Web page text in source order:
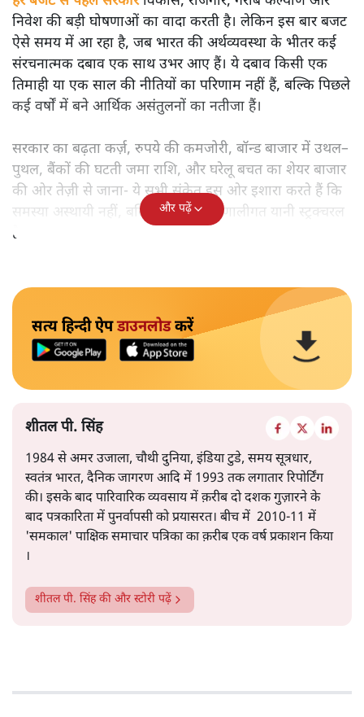
निवेश की बड़ी घोषणाओं का वादा करती है। लेकिन इस बार बजट
ऐसे समय में आ रहा है, जब भारत की अर्थव्यवस्था के भीतर कई
संरचनात्मक दबाव एक साथ उभर आए हैं। ये दबाव किसी एक
तिमाही या एक साल की नीतियों का परिणाम नहीं हैं, बल्कि पिछले
कई वर्षों में बने आर्थिक असंतुलनों का नतीजा हैं।
सरकार का बढ़ता कर्ज़, रुपये की कमजोरी, बॉन्ड बाजार में उथल–
पुथल, बैंकों की घटती जमा राशि, और घरेलू बचत का शेयर बाजार
की ओर तेज़ी से जाना- ये सभी संकेत इस ओर इशारा करते हैं कि
समस्या अस्थायी नहीं, बल्कि गहरी और प्रणालीगत यानी स्ट्रक्चरल
है।
और पढ़ें
सत्य हिन्दी ऐपडाउनलोडकरें
शीतल पी. सिंह
1984 से अमर उजाला, चौथी दुनिया, इंडिया टुडे, समय सूत्रधार,
स्वतंत्र भारत, दैनिक जागरण आदि में 1993 तक लगातार रिपोर्टिंग
की। इसके बाद पारिवारिक व्यवसाय में क़रीब दो दशक गुज़ारने के
बाद पत्रकारिता में पुनर्वापसी को प्रयासरत। बीच में 2010-11 में
'समकाल' पाक्षिक समाचार पत्रिका का क़रीब एक वर्ष प्रकाशन किया
।
शीतल पी. सिंहकी और स्टोरी पढ़ें